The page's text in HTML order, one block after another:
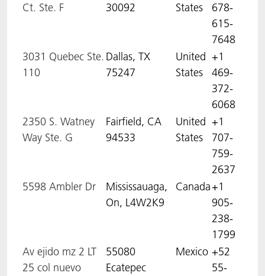
Ct. Ste. F
30092
States
678-
615-
7648
3031 Quebec Ste.
110
Dallas, TX
75247
United
States
+1
469-
372-
6068
2350 S. Watney
Way Ste. G
Fairfield, CA
94533
United
States
+1
707-
759-
2637
5598 Ambler Dr
Mississauaga,
On, L4W2K9
Canada+1
905-
238-
1799
Av ejido mz 2 LT
25 col nuevo
55080
Ecatepec
Mexico +52
55-